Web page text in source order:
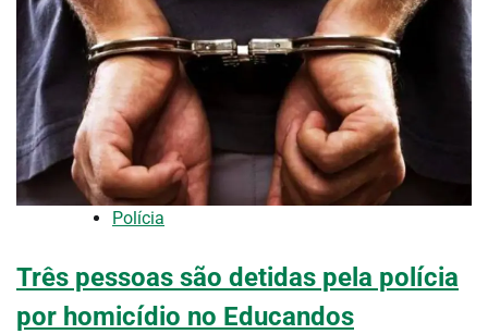
Polícia
Três pessoas são detidas pela polícia
por homicídio no Educandos